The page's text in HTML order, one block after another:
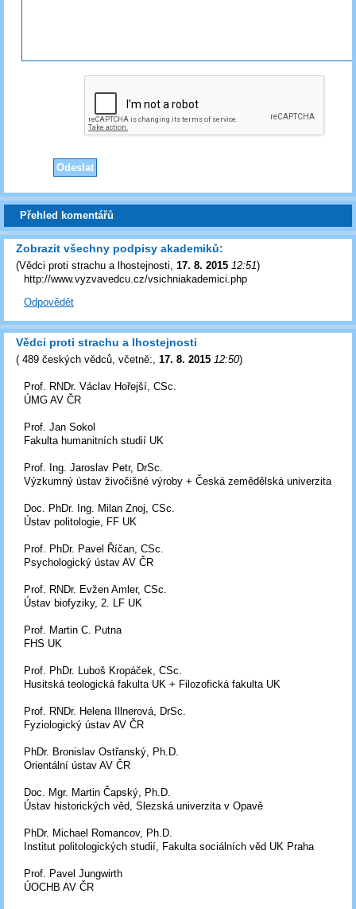
Přehled komentářů
Zobrazit všechny podpisy akademiků:
(Vědci proti strachu a lhostejnosti 17. 8. 2015 12:51)
http://www.vyzvavedcu.cz/vsichniakademici.php
Odpovědět
Vědci proti strachu a lhostejnosti
( 489 českých vědců, včetně:, 17. 8. 2015 12:50)
Prof. RNDr. Václav Hořejší, CSc.
ÚMG AV ČR
Prof. Jan Sokol
Fakulta humanitních studií UK
Prof. Ing. Jaroslav Petr, DrSc.
Výzkumný ústav živočišné výroby + Česká zemědělská univerzita
Doc. PhDr. Ing. Milan Znoj, CSc.
Ústav politologie, FF UK
Prof. PhDr. Pavel Říčan, CSc.
Psychologický ústav AV ČR
Prof. RNDr. Evžen Amler, CSc.
Ústav biofyziky, 2. LF UK
Prof. Martin C. Putna
FHS UK
Prof. PhDr. Luboš Kropáček, CSc.
Husitská teologická fakulta UK + Filozofická fakulta UK
Prof. RNDr. Helena Illnerová, DrSc.
Fyziologický ústav AV ČR
PhDr. Bronislav Ostřanský, Ph.D.
Orientální ústav AV ČR
Doc. Mgr. Martin Čapský, Ph.D.
Ústav historických věd, Slezská univerzita v Opavě
PhDr. Michael Romancov, Ph.D.
Institut politologických studií, Fakulta sociálních věd UK Praha
Prof. Pavel Jungwirth
ÚOCHB AV ČR